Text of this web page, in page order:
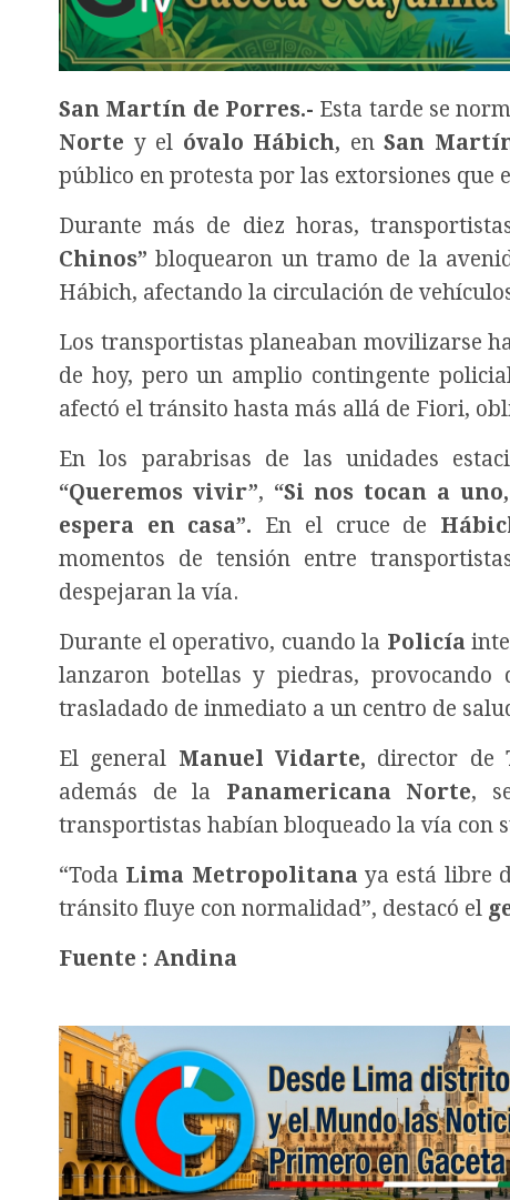
San Martín de Porres.- Esta tarde se
Norte y el óvalo Hábich, enSan
público en protesta por las extorsiones que
Durante más de diez horas,
Chinos” bloquearon un tramo de la
Hábich, afectando la circulación de
Los transportistas planeaban movilizarse
de hoy, pero un amplio contingente
afectó el tránsito hasta más allá de Fiori,
En los parabrisas de las unidades
“Queremos vivir”, “Si nos tocan a
espera en casa”.
En el cruce de
momentos de tensión entre
despejaran la vía.
Durante el operativo, cuando la Policía
lanzaron botellas y piedras,
trasladado de inmediato a un centro de
El general Manuel Vidarte, director de
además de la Panamericana Norte,
transportistas habían bloqueado la vía con
“Toda Lima Metropolitanaya está libre
tránsito fluye con normalidad”, destacó el
Fuente : Andina